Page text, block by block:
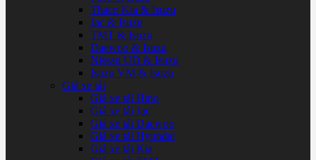
Thaco Kia & Isuzu
Jac & Isuzu
TMT & Isuzu
Daewoo & Isuzu
Nissan UD & Isuzu
Isuzu VM & Isuzu
Giá xe tải
Giá xe tải Hino
Giá xe tải Jac
Giá xe tải Daewoo
Giá xe tải Hyundai
Giá xe tải Kia